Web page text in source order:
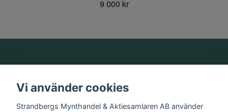
9 000 kr
Information
Vi använder cookies
Strandbergs Mynthandel & Aktiesamlaren AB använder